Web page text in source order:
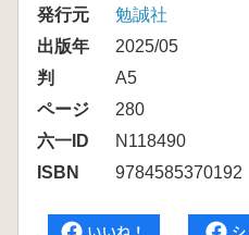
発行元
勉誠社
出版年
2025/05
判
A5
ページ
280
六一ID
N118490
ISBN
9784585370192